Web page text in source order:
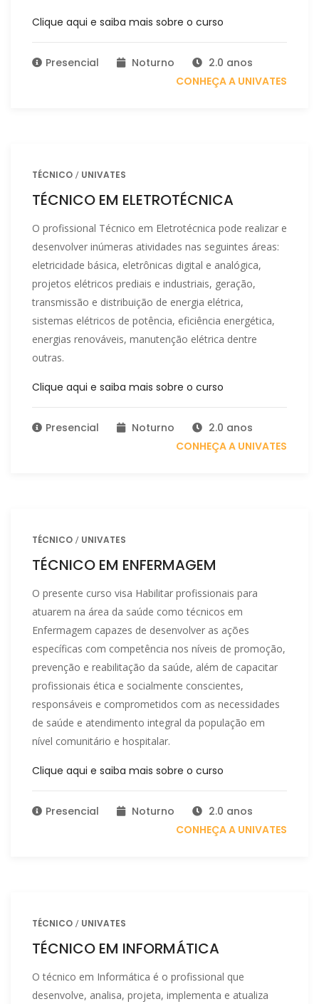
Clique aqui e saiba mais sobre o curso
Presencial Noturno
2.0 anos
CONHEÇA A UNIVATES
TÉCNICO UNIVATES
TÉCNICO EM ELETROTÉCNICA
O profissional Técnico em Eletrotécnica pode realizar e
desenvolver inúmeras atividades nas seguintes áreas:
eletricidade básica, eletrônicas digital e analógica,
projetos elétricos prediais e industriais, geração,
transmissão e distribuição de energia elétrica,
sistemas elétricos de potência, eficiência energética,
energias renováveis, manutenção elétrica dentre
outras.
Clique aqui e saiba mais sobre o curso
Presencial Noturno
2.0 anos
CONHEÇA A UNIVATES
TÉCNICO UNIVATES
TÉCNICO EM ENFERMAGEM
O presente curso visa Habilitar profissionais para
atuarem na área da saúde como técnicos em
Enfermagem capazes de desenvolver as ações
específicas com competência nos níveis de promoção,
prevenção e reabilitação da saúde, além de capacitar
profissionais ética e socialmente conscientes,
responsáveis e comprometidos com as necessidades
de saúde e atendimento integral da população em
nível comunitário e hospitalar.
Clique aqui e saiba mais sobre o curso
Presencial Noturno
2.0 anos
CONHEÇA A UNIVATES
TÉCNICO UNIVATES
TÉCNICO EM INFORMÁTICA
O técnico em Informática é o profissional que
desenvolve, analisa, projeta, implementa e atualiza